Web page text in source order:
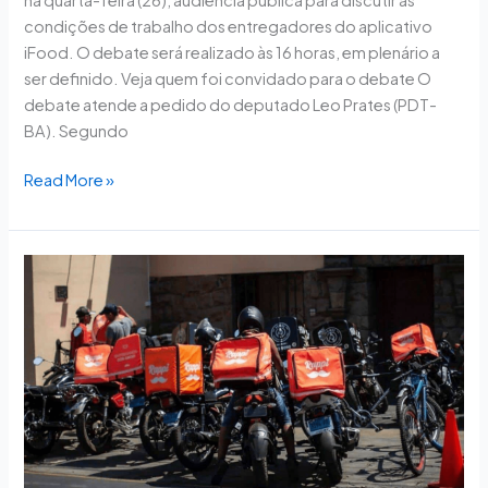
condições de trabalho dos entregadores do aplicativo
iFood. O debate será realizado às 16 horas, em plenário a
ser definido. Veja quem foi convidado para o debate O
debate atende a pedido do deputado Leo Prates (PDT-
BA). Segundo
Read More »
Motta
cria
comissão
especial
para
debater
regulamentação
do
trabalho